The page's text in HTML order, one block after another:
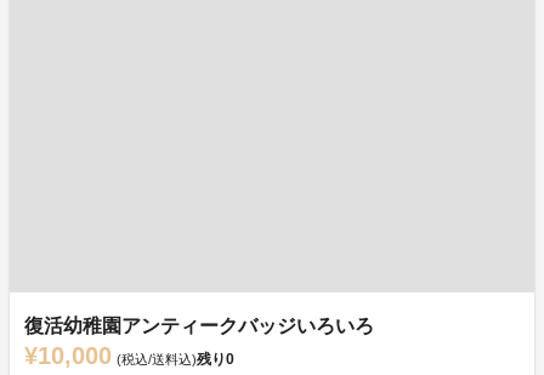
復活幼稚園アンティークバッジいろいろ
¥10,000 (税込/送料込)残り0